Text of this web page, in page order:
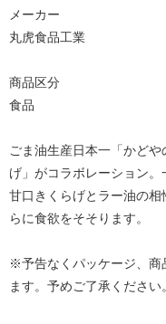
メーカー
丸虎食品工業
商品区分
食品
ごま油生産日本一「かど
げ」がコラボレーション。
甘口きくらげとラー油の相
らに食欲をそそります。
※予告なくパッケージ、商
ます。予めご了承ください